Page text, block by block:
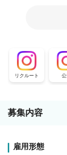
リクルート
募集内容
雇用形態